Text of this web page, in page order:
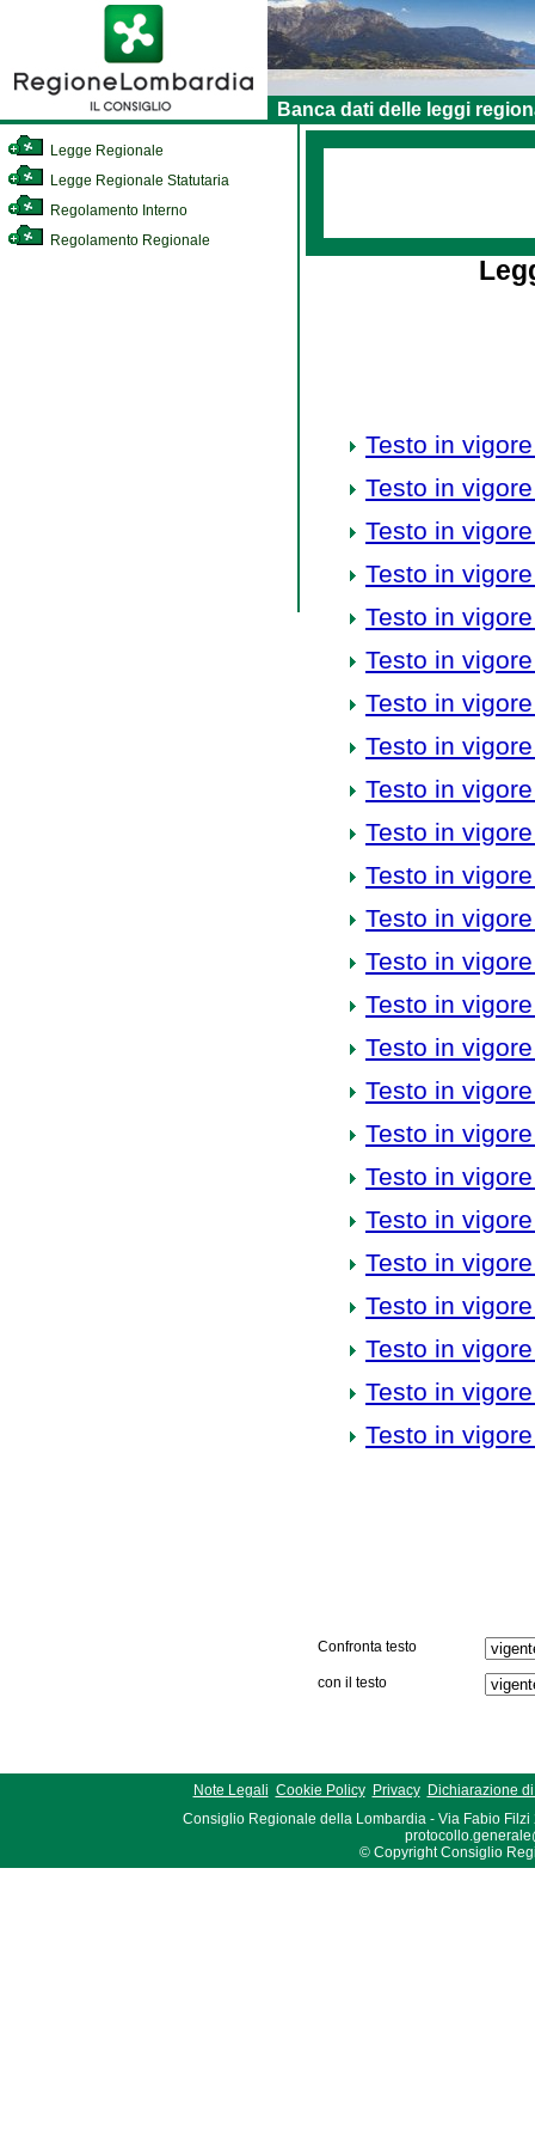
Banca dati delle leggi
Legge Regionale
Legge Regionale Statutaria
Regolamento Interno
Regolamento Regionale
Testo in
Testo in
Testo in
Testo in
Testo in
Testo in
Testo in
Testo in
Testo in
Testo in
Testo in
Testo in
Testo in
Testo in
Testo in
Testo in
Testo in
Testo in
Testo in
Testo in
Testo in
Testo in
Testo in
Testo in
Confronta testo
con il testo
Note Legali Cookie Policy Privacy
Dichiarazione
Consiglio Regionale della Lombardia - Via Fabio Filzi
© Copyright Consiglio